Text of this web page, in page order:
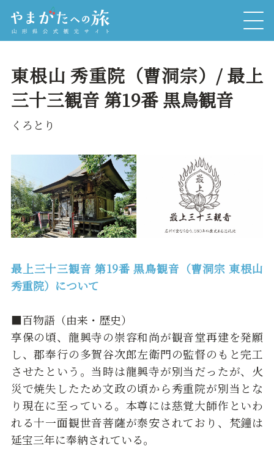
東根山 秀重院（曹洞宗）/ 最上
三十三観音 第19番 黒鳥観音
くろとり
最上三十三観音 第19番 黒鳥観音（曹洞宗 東根山
秀重院）について
■百物語（由来・歴史）
享保の頃、龍興寺の崇容和尚が観音堂再建を発願
し、郡奉行の多賀谷次郎左衛門の監督のもと完工
させたという。当時は龍興寺が別当だったが、火
災で焼失したため文政の頃から秀重院が別当とな
り現在に至っている。本尊には慈覚大師作といわ
れる十一面観世音菩薩が泰安されており、梵鐘は
延宝三年に奉納されている。